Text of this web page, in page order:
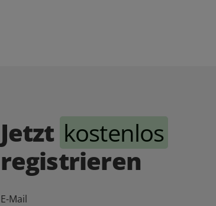
Jetzt kostenlos
registrieren
E-Mail